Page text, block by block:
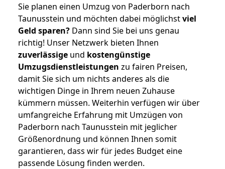
Sie planen einen Umzug von Paderborn nach
Taunusstein und möchten dabei möglichstviel
Geld sparen? Dann sind Sie bei uns genau
richtig! Unser Netzwerk bieten Ihnen
zuverlässige und kostengünstige
Umzugsdienstleistungen zu fairen Preisen,
damit Sie sich um nichts anderes als die
wichtigen Dinge in Ihrem neuen Zuhause
kümmern müssen. Weiterhin verfügen wir über
umfangreiche Erfahrung mit Umzügen von
Paderborn nach Taunusstein mit jeglicher
Größenordnung und können Ihnen somit
garantieren, dass wir für jedes Budget eine
passende Lösung finden werden.